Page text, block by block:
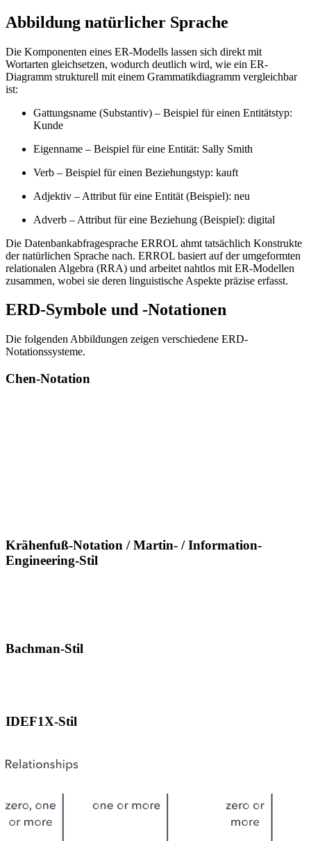
Abbildung natürlicher Sprache
Die Komponenten eines ER-Modells lassen sich direkt mit
Wortarten gleichsetzen, wodurch deutlich wird, wie ein ER-
Diagramm strukturell mit einem Grammatikdiagramm vergleichbar
ist:
Gattungsname (Substantiv) – Beispiel für einen Entitätstyp:
Kunde
Eigenname – Beispiel für eine Entität: Sally Smith
Verb – Beispiel für einen Beziehungstyp: kauft
Adjektiv – Attribut für eine Entität (Beispiel): neu
Adverb – Attribut für eine Beziehung (Beispiel): digital
Die Datenbankabfragesprache ERROL ahmt tatsächlich Konstrukte
der natürlichen Sprache nach. ERROL basiert auf der umgeformten
relationalen Algebra (RRA) und arbeitet nahtlos mit ER-Modellen
zusammen, wobei sie deren linguistische Aspekte präzise erfasst.
ERD-Symbole und -Notationen
Die folgenden Abbildungen zeigen verschiedene ERD-
Notationssysteme.
Chen-Notation
Krähenfuß-Notation / Martin- / Information-
Engineering-Stil
Bachman-Stil
IDEF1X-Stil